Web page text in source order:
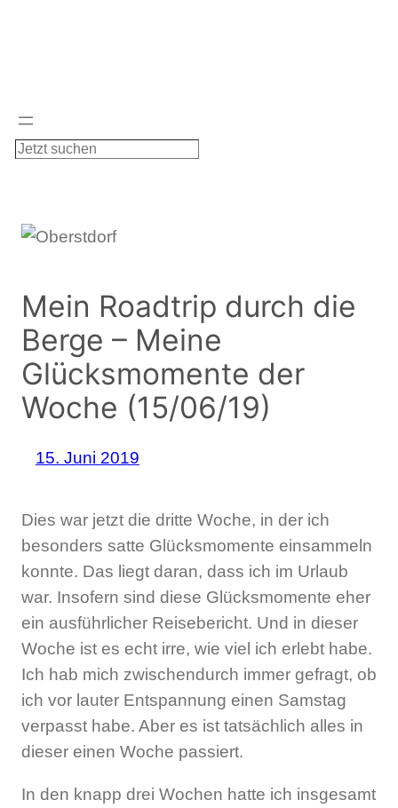
S
h
Mein Roadtrip durch die
Berge – Meine
Glücksmomente der
Woche (15/06/19)
15. Juni 2019
Dies war jetzt die dritte Woche, in der ich
besonders satte Glücksmomente einsammeln
konnte. Das liegt daran, dass ich im Urlaub
war. Insofern sind diese Glücksmomente eher
ein ausführlicher Reisebericht. Und in dieser
Woche ist es echt irre, wie viel ich erlebt habe.
Ich hab mich zwischendurch immer gefragt, ob
ich vor lauter Entspannung einen Samstag
verpasst habe. Aber es ist tatsächlich alles in
dieser einen Woche passiert.
In den knapp drei Wochen hatte ich insgesamt